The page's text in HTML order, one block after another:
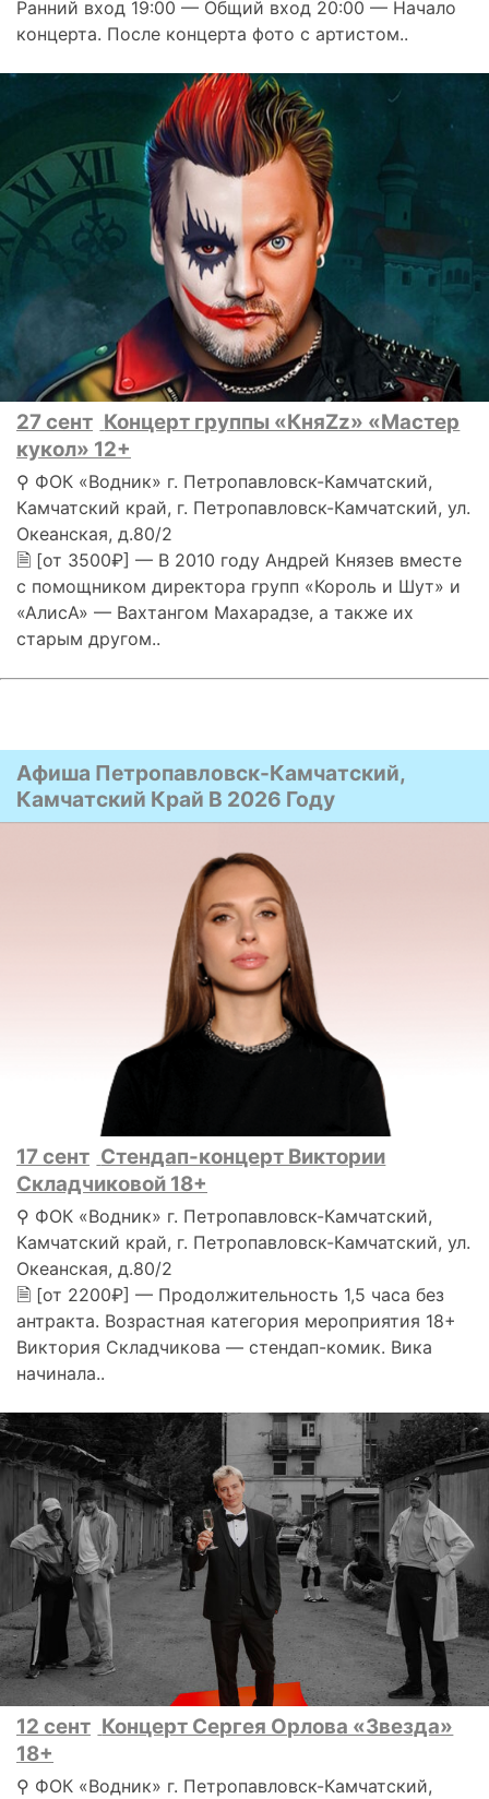
Ранний вход 19:00 — Общий вход 20:00 — Начало
концерта. После концерта фото с артистом..
27 сент Концерт группы «КняZz» «Мастер
кукол» 12+
⚲ ФОК «Водник» г. Петропавловск-Камчатский,
Камчатский край, г. Петропавловск-Камчатский, ул.
Океанская, д.80/2
🗎 [от 3500₽] — В 2010 году Андрей Князев вместе
с помощником директора групп «Король и Шут» и
«АлисА» — Вахтангом Махарадзе, а также их
старым другом..
Афиша Петропавловск-Камчатский,
Камчатский Край В 2026 Году
17 сент Стендап-концерт Виктории
Складчиковой 18+
⚲ ФОК «Водник» г. Петропавловск-Камчатский,
Камчатский край, г. Петропавловск-Камчатский, ул.
Океанская, д.80/2
🗎 [от 2200₽] — Продолжительность 1,5 часа без
антракта. Возрастная категория мероприятия 18+
Виктория Складчикова — стендап-комик. Вика
начинала..
12 сент Концерт Сергея Орлова «Звезда»
18+
⚲ ФОК «Водник» г. Петропавловск-Камчатский,